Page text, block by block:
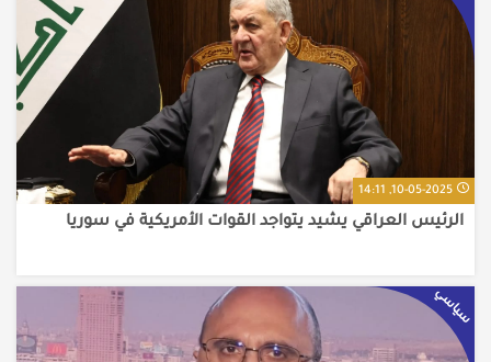
10-05-2025, 14:11
الرئيس العراقي يشيد يتواجد القوات الأمريكية في سوريا
سياسي